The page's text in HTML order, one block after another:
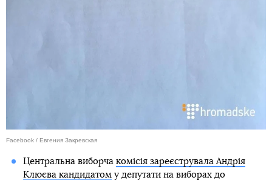
Facebook / Евгения Закревская
Центральна виборча комісія зареєструвала Андрія
Клюєва кандидатом у депутати на виборах до